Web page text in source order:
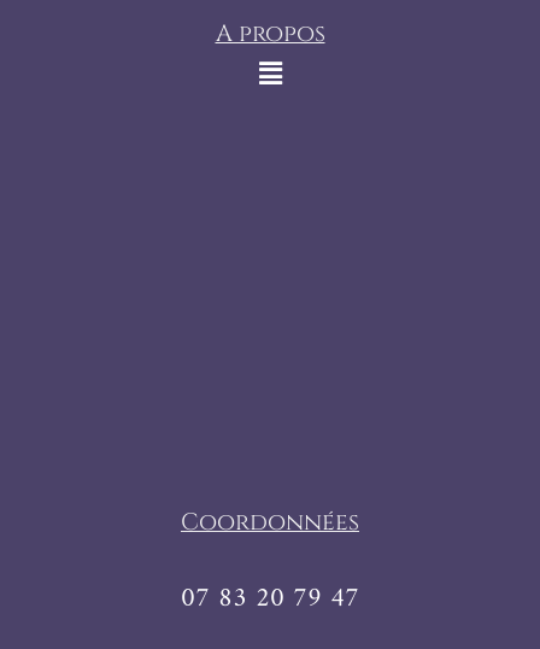
A propos
Coordonnées
07 83 20 79 47